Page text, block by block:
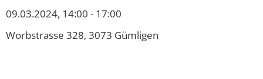
09.03.2024, 14:00 - 17:00
Worbstrasse 328, 3073 Gümligen